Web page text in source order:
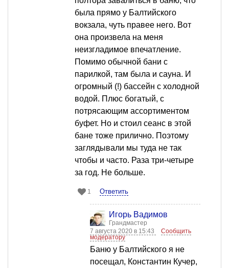
была прямо у Балтийского
вокзала, чуть правее него. Вот
она произвела на меня
неизгладимое впечатление.
Помимо обычной бани с
парилкой, там была и сауна. И
огромный (!) бассейн с холодной
водой. Плюс богатый, с
потрясающим ассортиментом
буфет. Но и стоил сеанс в этой
бане тоже прилично. Поэтому
заглядывали мы туда не так
чтобы и часто. Раза три-четыре
за год. Не больше.
1 Ответить
Игорь Вадимов
Грандмастер
7 августа 2020 в 15:43
Сообщить
модератору
Баню у Балтийского я не
посещал, Константин Кучер,